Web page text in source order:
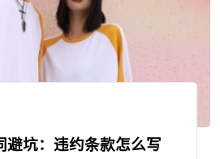
避坑：违约条款怎么写